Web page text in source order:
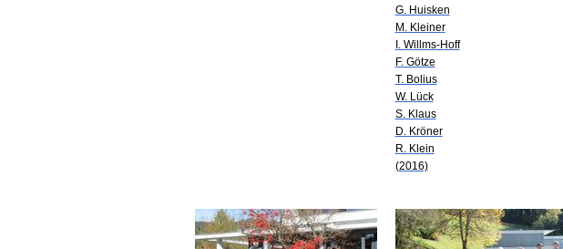
G. Huisken
M. Kleiner
I. Willms-Hoff
F. Götze
T. Bolius
W. Lück
S. Klaus
D. Kröner
R. Klein
(2016)